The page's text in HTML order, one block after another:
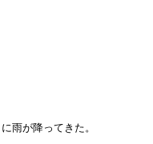
雨が降ってきた。